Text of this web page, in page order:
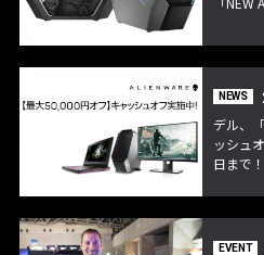
NEWS
デル、
ッシュ
日まで！
EVENT